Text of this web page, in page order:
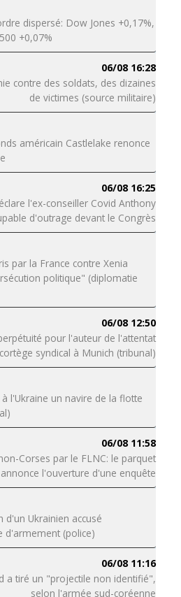
dispersé: Dow Jones +0,17%,
+0,07%
06/08 16:28
contre des soldats, des dizaines
de victimes (source militaire)
américain Castlelake renonce
06/08 16:25
l'ex-conseiller Covid Anthony
d'outrage devant le Congrès
par la France contre Xenia
politique" (diplomatie
06/08 12:50
pour l'auteur de l'attentat
syndical à Munich (tribunal)
l'Ukraine un navire de la flotte
06/08 11:58
Corses par le FLNC: le parquet
l'ouverture d'une enquête
d'un Ukrainien accusé
d'armement (police)
06/08 11:16
a tiré un "projectile non identifié",
selon l'armée sud-coréenne